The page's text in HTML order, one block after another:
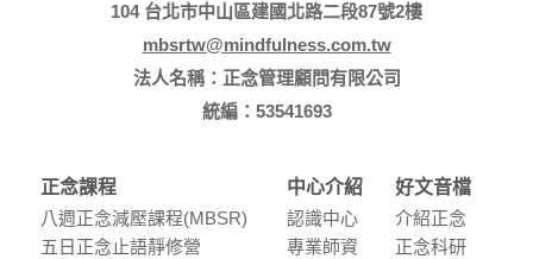
104 台北市中山區建國北路二段87號2樓
mbsrtw@mindfulness.com.tw
法人名稱：正念管理顧問有限公司
統編：53541693
正念課程
八週正念減壓課程(MBSR)
五⽇正念⽌語靜修營
中心介紹
認識中⼼
專業師資
好文音檔
介紹正念
正念科研